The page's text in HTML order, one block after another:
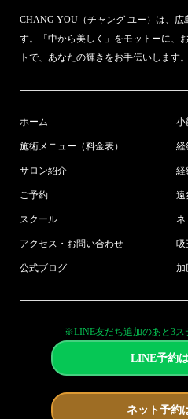
CHANG YOU（チャング ユー）は、
す。「中から美しく」をモットーに、
トで、あなたの輝きをお手伝いします。
ホーム
施術メニュー（料金表）
サロン紹介
ご予約
スクール
アクセス・お問い合わせ
公式ブログ
小
経
経
遠
ネ
吸
加
※LINE友だち追加のあと3ス
LINE予約
ネット予約